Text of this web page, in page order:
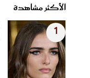
الأكثر مشاهدة
1